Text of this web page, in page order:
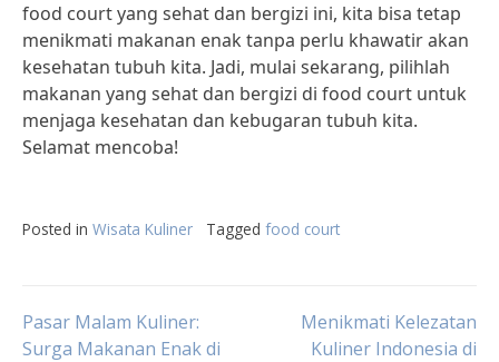
food court yang sehat dan bergizi ini, kita bisa tetap
menikmati makanan enak tanpa perlu khawatir akan
kesehatan tubuh kita. Jadi, mulai sekarang, pilihlah
makanan yang sehat dan bergizi di food court untuk
menjaga kesehatan dan kebugaran tubuh kita.
Selamat mencoba!
Posted in Wisata Kuliner Tagged food court
Post
Pasar Malam Kuliner:
Surga Makanan Enak di
Menikmati Kelezatan
Kuliner Indonesia di